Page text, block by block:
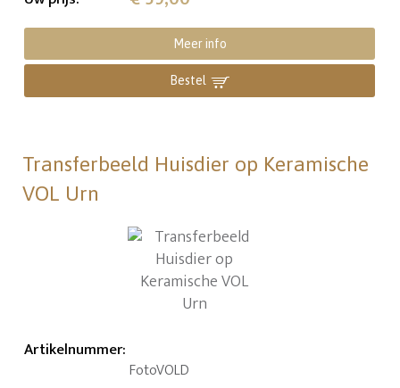
Meer info
Bestel
Transferbeeld Huisdier op Keramische
VOL Urn
Artikelnummer:
FotoVOLD